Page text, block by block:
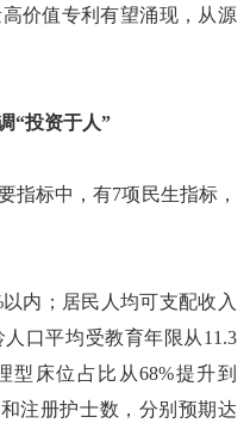
价值专利有望涌现，从源
“投资于人”
标中，有7项民生指标，
内；居民人均可支配收入
口平均受教育年限从11.3
型床位占比从68%提升到
注册护士数，分别预期达